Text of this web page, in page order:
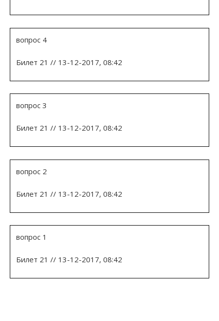
вопрос 4
Билет 21 // 13-12-2017, 08:42
вопрос 3
Билет 21 // 13-12-2017, 08:42
вопрос 2
Билет 21 // 13-12-2017, 08:42
вопрос 1
Билет 21 // 13-12-2017, 08:42